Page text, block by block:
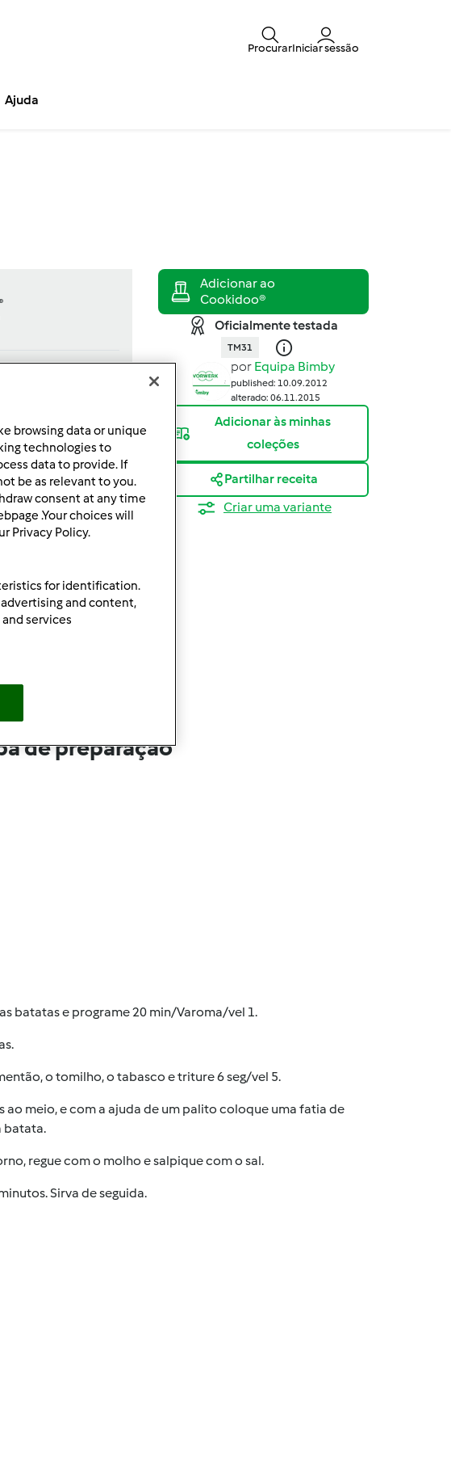
ProcurarIniciar sessão
Ajuda
s
Oficialmente testada
TM31
por Equipa Bimby
published: 10.09.2012
alterado: 06.11.2015
Adicionar às minhas
coleções
Partilhar receita
Criar uma variante
de preparação
batatas e programe 20 min/Varoma/vel 1.
o tomilho, o tabasco e triture 6 seg/vel 5.
meio, e com a ajuda de um palito coloque uma fatia de
batata.
regue com o molho e salpique com o sal.
Sirva de seguida.
browsing data or unique
technologies to
data to provide. If
be as relevant to you.
consent at any time
.Your choices will
Privacy Policy.
for identification.
and content,
services